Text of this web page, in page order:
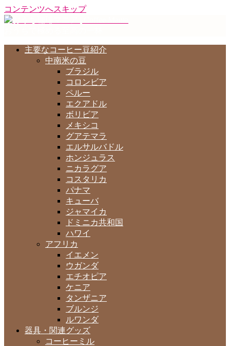
コンテンツへスキップ
主要なコーヒー豆紹介
中南米の豆
ブラジル
コロンビア
ペルー
エクアドル
ボリビア
メキシコ
グアテマラ
エルサルバドル
ホンジュラス
ニカラグア
コスタリカ
パナマ
キューバ
ジャマイカ
ドミニカ共和国
ハワイ
アフリカ
イエメン
ウガンダ
エチオピア
ケニア
タンザニア
ブルンジ
ルワンダ
器具・関連グッズ
コーヒーミル